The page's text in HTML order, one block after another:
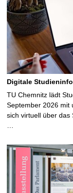
Digitale
TU Chemnitz lädt
September 2026 mit
sich virtuell über das